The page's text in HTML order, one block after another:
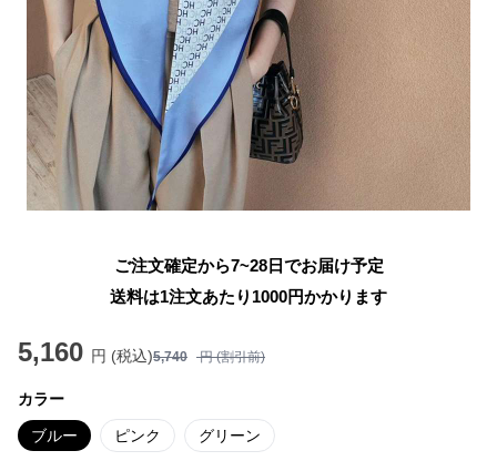
ご注文確定から7~28日でお届け予定
送料は1注文あたり 1000円かかります
5,160 円 (税込)5,740 円 (割引前)
カラー
ブルー ピンク グリーン